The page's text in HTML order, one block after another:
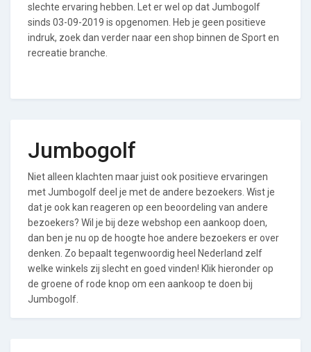
slechte ervaring hebben. Let er wel op dat Jumbogolf
sinds 03-09-2019 is opgenomen. Heb je geen positieve
indruk, zoek dan verder naar een shop binnen de Sport en
recreatie branche.
Jumbogolf
Niet alleen klachten maar juist ook positieve ervaringen
met Jumbogolf deel je met de andere bezoekers. Wist je
dat je ook kan reageren op een beoordeling van andere
bezoekers? Wil je bij deze webshop een aankoop doen,
dan ben je nu op de hoogte hoe andere bezoekers er over
denken. Zo bepaalt tegenwoordig heel Nederland zelf
welke winkels zij slecht en goed vinden! Klik hieronder op
de groene of rode knop om een aankoop te doen bij
Jumbogolf.